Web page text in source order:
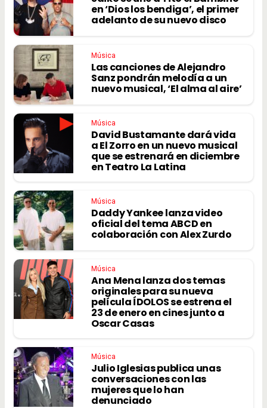
en ‘Dios los bendiga’, el primer
adelanto de su nuevo disco
Música
Las canciones de Alejandro
Sanz pondrán melodía a un
nuevo musical, ‘El alma al aire’
Música
David Bustamante dará vida
a El Zorro en un nuevo musical
que se estrenará en diciembre
en Teatro La Latina
Música
Daddy Yankee lanza video
oficial del tema ABCD en
colaboración con Alex Zurdo
Música
Ana Mena lanza dos temas
originales para su nueva
película ÍDOLOS se estrena el
23 de enero en cines junto a
Oscar Casas
Música
Julio Iglesias publica unas
conversaciones con las
mujeres que lo han
denunciado